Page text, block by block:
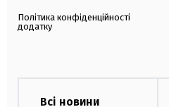
Політика конфіденційності
додатку
Всі новини